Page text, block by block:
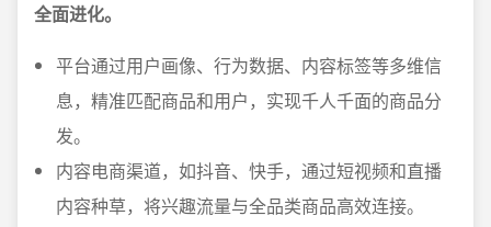
全面进化。
平台通过用户画像、行为数据、内容标签等多维信
息，精准匹配商品和用户，实现千人千面的商品分
发。
内容电商渠道，如抖音、快手，通过短视频和直播
内容种草，将兴趣流量与全品类商品高效连接。